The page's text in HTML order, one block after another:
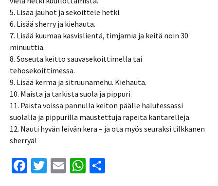
5. Lisää jauhot ja sekoittele hetki.
6. Lisää sherry ja kiehauta.
7. Lisää kuumaa kasvislientä, timjamia ja keitä noin 30
minuuttia.
8. Soseuta keitto sauvasekoittimella tai
tehosekoittimessa.
9. Lisää kerma ja sitruunamehu. Kiehauta.
10. Maista ja tarkista suola ja pippuri.
11. Paista voissa pannulla keiton päälle halutessassi
suolalla ja pippurilla maustettuja rapeita kantarelleja.
12. Nauti hyvän leivän kera – ja ota myös seuraksi tilkkanen
sherryä!
Fa T
E
W